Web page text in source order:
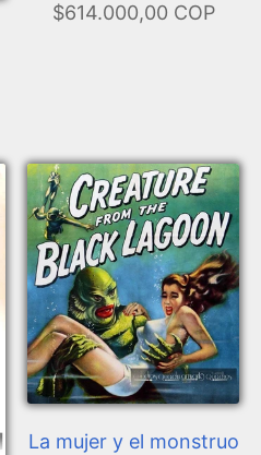
$614.000,00 COP
La mujer y el monstruo